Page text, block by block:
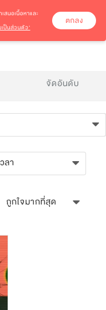
จัดอันดับ
ลา
ถูกใจมากที่สุด
สนอเนื้อหาและ
ป็นส่วนตัว’
ตกลง